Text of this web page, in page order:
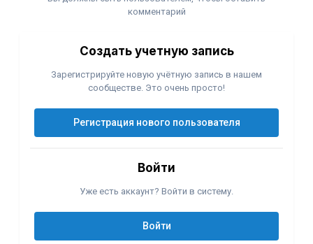
комментарий
Создать учетную запись
Зарегистрируйте новую учётную запись в нашем
сообществе. Это очень просто!
Регистрация нового пользователя
Войти
Уже есть аккаунт? Войти в систему.
Войти